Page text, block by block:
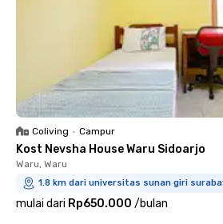
Coliving • Campur
Kost Nevsha House Waru Sidoarjo
Waru, Waru
1.8 km dari universitas sunan giri
mulai dari Rp650.000 /bulan